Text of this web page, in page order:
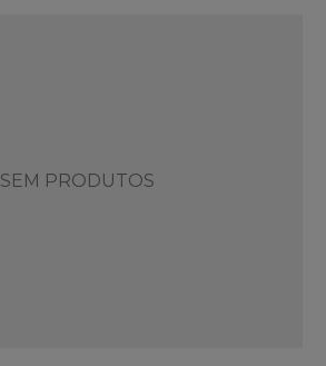
SEM PRODUTOS